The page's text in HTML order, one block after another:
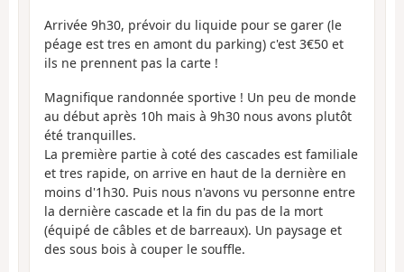
Arrivée 9h30, prévoir du liquide pour se garer (le
péage est tres en amont du parking) c'est 3€50 et
ils ne prennent pas la carte !
Magnifique randonnée sportive ! Un peu de monde
au début après 10h mais à 9h30 nous avons plutôt
été tranquilles.
La première partie à coté des cascades est familiale
et tres rapide, on arrive en haut de la dernière en
moins d'1h30. Puis nous n'avons vu personne entre
la dernière cascade et la fin du pas de la mort
(équipé de câbles et de barreaux). Un paysage et
des sous bois à couper le souffle.